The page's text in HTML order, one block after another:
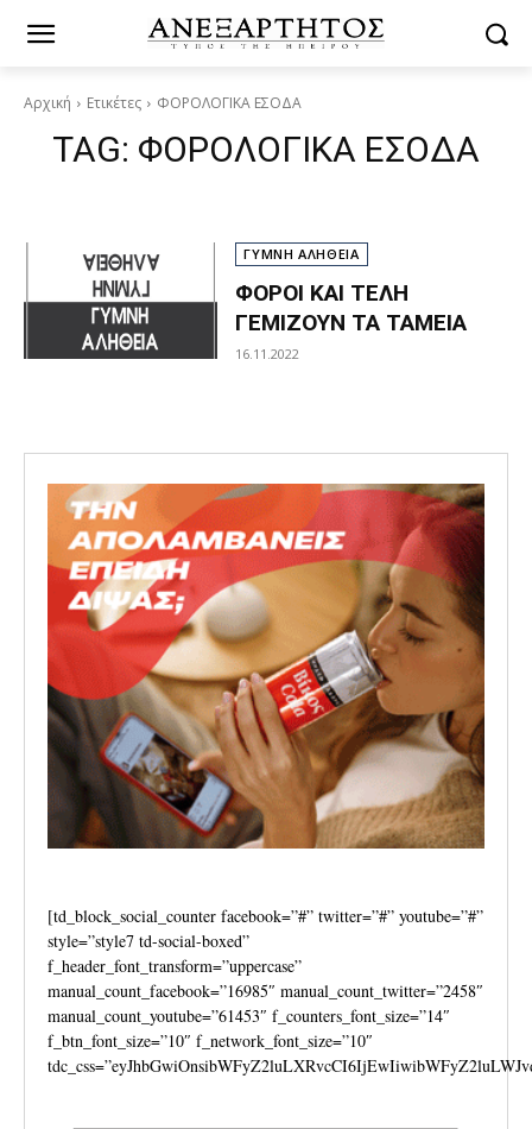
Αρχική Ετικέτες ΦΟΡΟΛΟΓΙΚΑ ΕΣΟΔΑ
TAG: ΦΟΡΟΛΟΓΙΚΑ ΕΣΟΔΑ
ΓΥΜΝΗ ΑΛΗΘΕΙΑ
ΦΟΡΟΙ ΚΑΙ ΤΕΛΗ
ΓΕΜΙΖΟΥΝ ΤΑ ΤΑΜΕΙΑ
16.11.2022
[td_block_social_counter facebook=”#” twitter=”#” youtube=”#”
style=”style7 td-social-boxed”
f_header_font_transform=”uppercase”
manual_count_facebook=”16985″ manual_count_twitter=”2458″
manual_count_youtube=”61453″ f_counters_font_size=”14″
f_btn_font_size=”10″ f_network_font_size=”10″